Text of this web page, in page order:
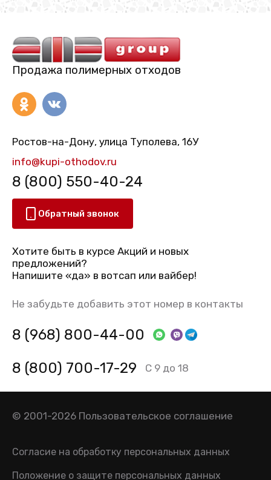
Продажа полимерных отходов
Ростов-на-Дону, улица Туполева, 16У
info@kupi-othodov.ru
8 (800) 550-40-24
Обратный звонок
Хотите быть в курсе Акций и новых
предложений?
Напишите «да» в вотсап или вайбер!
Не забудьте добавить этот номер в контакты
8 (968) 800-44-00
8 (800) 700-17-29
С 9 до 18
© 2001-2026 Пользовательское соглашение
Согласие на обработку персональных данных
Положение о защите персональных данных